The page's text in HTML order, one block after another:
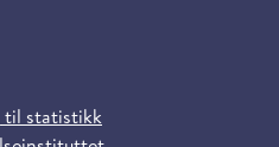
til statistikk